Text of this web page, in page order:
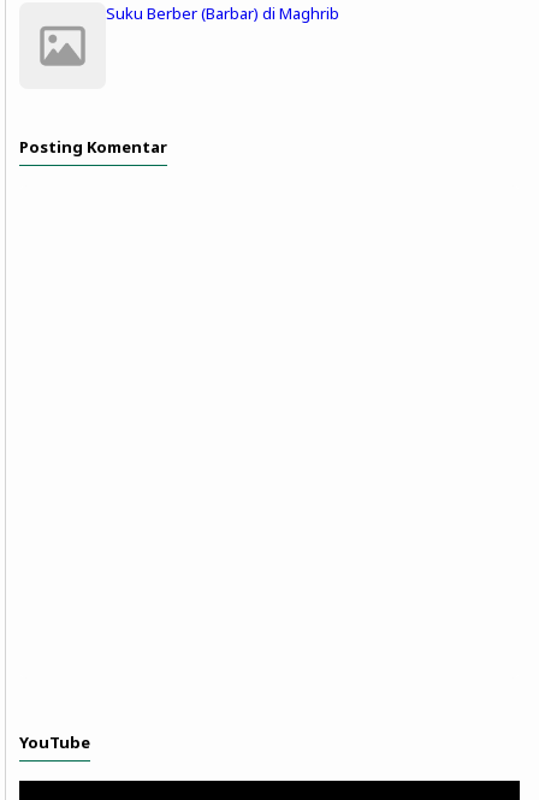
Suku Berber (Barbar) di Maghrib
Posting Komentar
YouTube